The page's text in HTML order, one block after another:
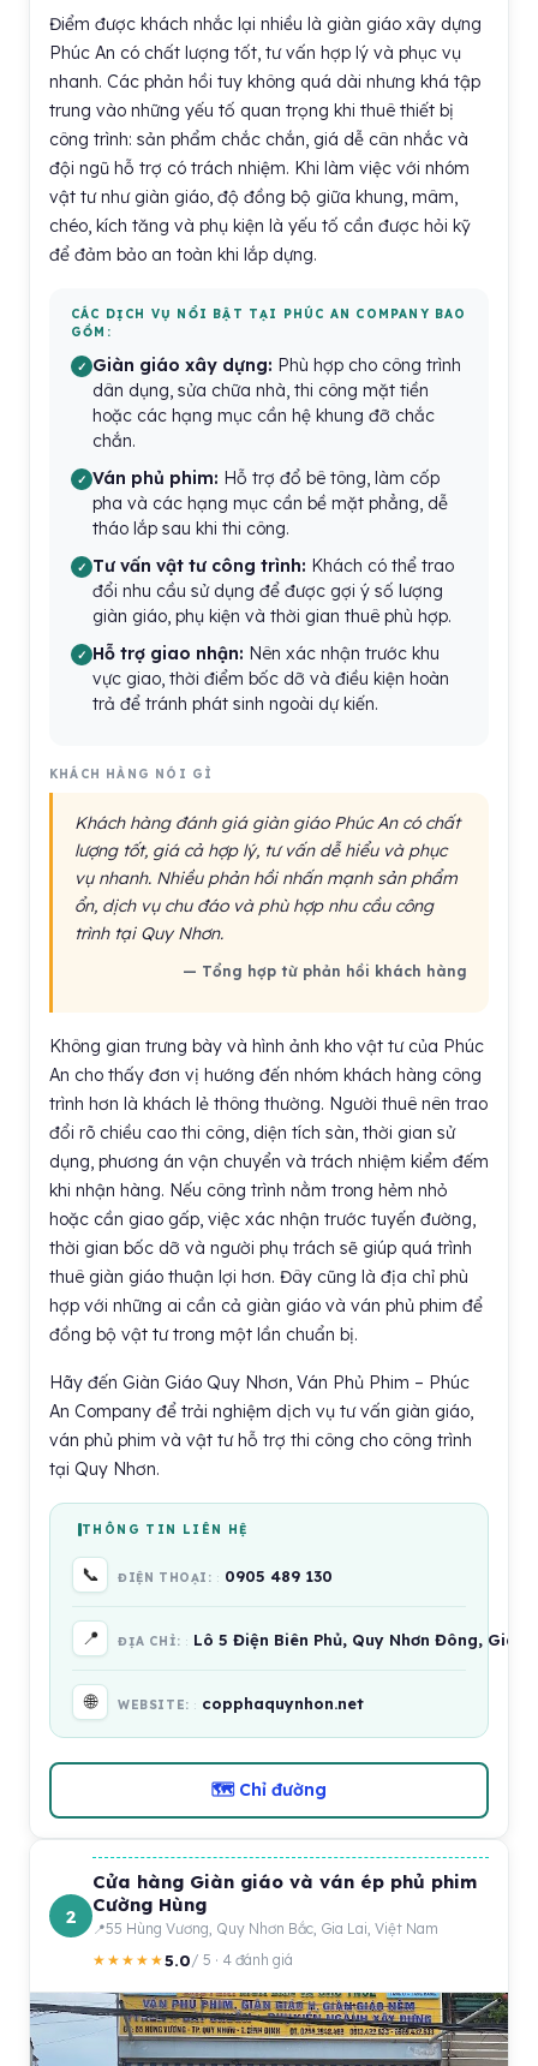
Điểm được khách nhắc lại nhiều là giàn giáo xây dựng
Phúc An có chất lượng tốt, tư vấn hợp lý và phục vụ
nhanh. Các phản hồi tuy không quá dài nhưng khá tập
trung vào những yếu tố quan trọng khi thuê thiết bị
công trình: sản phẩm chắc chắn, giá dễ cân nhắc và
đội ngũ hỗ trợ có trách nhiệm. Khi làm việc với nhóm
vật tư như giàn giáo, độ đồng bộ giữa khung, mâm,
chéo, kích tăng và phụ kiện là yếu tố cần được hỏi kỹ
để đảm bảo an toàn khi lắp dựng.
CÁC DỊCH VỤ NỔI BẬT TẠI PHÚC AN COMPANY BAO
GỒM:
Giàn giáo xây dựng: Phù hợp cho công trình
dân dụng, sửa chữa nhà, thi công mặt tiền
hoặc các hạng mục cần hệ khung đỡ chắc
chắn.
Ván phủ phim: Hỗ trợ đổ bê tông, làm cốp
pha và các hạng mục cần bề mặt phẳng, dễ
tháo lắp sau khi thi công.
Tư vấn vật tư công trình: Khách có thể trao
đổi nhu cầu sử dụng để được gợi ý số lượng
giàn giáo, phụ kiện và thời gian thuê phù hợp.
Hỗ trợ giao nhận: Nên xác nhận trước khu
vực giao, thời điểm bốc dỡ và điều kiện hoàn
trả để tránh phát sinh ngoài dự kiến.
KHÁCH HÀNG NÓI GÌ
Khách hàng đánh giá giàn giáo Phúc An có chất
lượng tốt, giá cả hợp lý, tư vấn dễ hiểu và phục
vụ nhanh. Nhiều phản hồi nhấn mạnh sản phẩm
ổn, dịch vụ chu đáo và phù hợp nhu cầu công
trình tại Quy Nhơn.
— Tổng hợp từ phản hồi khách hàng
Không gian trưng bày và hình ảnh kho vật tư của Phúc
An cho thấy đơn vị hướng đến nhóm khách hàng công
trình hơn là khách lẻ thông thường. Người thuê nên trao
đổi rõ chiều cao thi công, diện tích sàn, thời gian sử
dụng, phương án vận chuyển và trách nhiệm kiểm đếm
khi nhận hàng. Nếu công trình nằm trong hẻm nhỏ
hoặc cần giao gấp, việc xác nhận trước tuyến đường,
thời gian bốc dỡ và người phụ trách sẽ giúp quá trình
thuê giàn giáo thuận lợi hơn. Đây cũng là địa chỉ phù
hợp với những ai cần cả giàn giáo và ván phủ phim để
đồng bộ vật tư trong một lần chuẩn bị.
Hãy đến Giàn Giáo Quy Nhơn, Ván Phủ Phim – Phúc
An Company để trải nghiệm dịch vụ tư vấn giàn giáo,
ván phủ phim và vật tư hỗ trợ thi công cho công trình
tại Quy Nhơn.
THÔNG TIN LIÊN HỆ
📞 ĐIỆN THOẠI: 0905 489 130
📍 ĐỊA CHỈ: Lô 5 Điện Biên Phủ, Quy Nhơn Đông, Gia
🌐 WEBSITE: copphaquynhon.net
🗺 Chỉ đường
2
Cửa hàng Giàn giáo và ván ép phủ phim
Cường Hùng
55 Hùng Vương, Quy Nhơn Bắc, Gia Lai, Việt Nam
★★★★★5.0/ 5 · 4 đánh giá